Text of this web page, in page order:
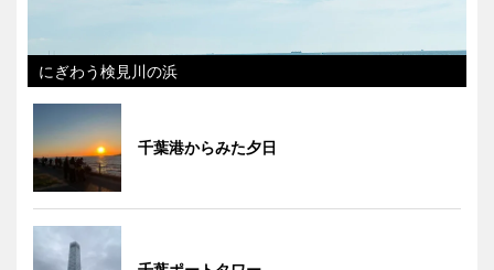
にぎわう検見川の浜
千葉港からみた夕日